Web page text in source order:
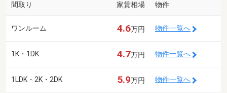
間取り 家賃相場 物件
ワンルーム 4.6万円 物件一覧へ
1K・1DK 4.7万円 物件一覧へ
1LDK・2K・2DK 5.9万円 物件一覧へ